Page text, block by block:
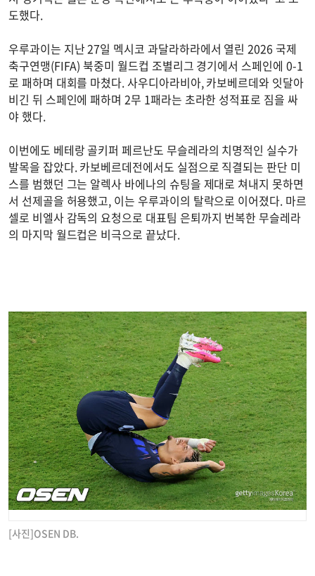
도했다.
우루과이는 지난 27일 멕시코 과달라하라에서 열린 2026 국제
축구연맹(FIFA) 북중미 월드컵 조별리그 경기에서 스페인에 0-1
로 패하며 대회를 마쳤다. 사우디아라비아, 카보베르데와 잇달아
비긴 뒤 스페인에 패하며 2무 1패라는 초라한 성적표로 짐을 싸
야 했다.
이번에도 베테랑 골키퍼 페르난도 무슬레라의 치명적인 실수가
발목을 잡았다. 카보베르데전에서도 실점으로 직결되는 판단 미
스를 범했던 그는 알렉사 바에나의 슈팅을 제대로 쳐내지 못하면
서 선제골을 허용했고, 이는 우루과이의 탈락으로 이어졌다. 마르
셀로 비엘사 감독의 요청으로 대표팀 은퇴까지 번복한 무슬레라
의 마지막 월드컵은 비극으로 끝났다.
[사진]OSEN DB.